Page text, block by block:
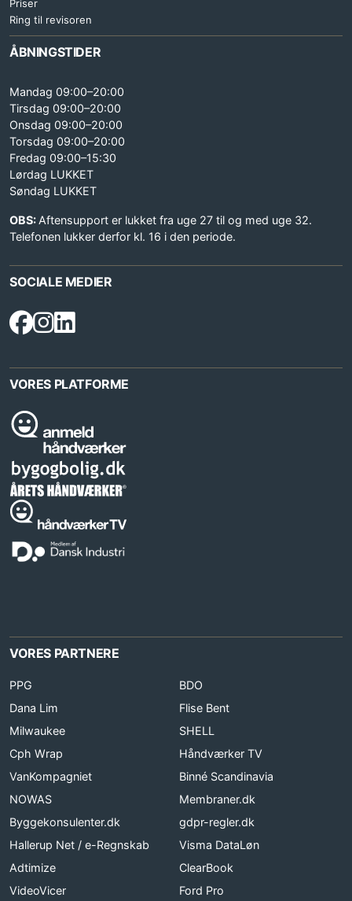
Priser
Ring til revisoren
ÅBNINGSTIDER
Mandag 09:00–20:00
Tirsdag 09:00–20:00
Onsdag 09:00–20:00
Torsdag 09:00–20:00
Fredag 09:00–15:30
Lørdag LUKKET
Søndag LUKKET
OBS: Aftensupport er lukket fra uge 27 til og med uge 32.
Telefonen lukker derfor kl. 16 i den periode.
SOCIALE MEDIER
VORES PLATFORME
VORES PARTNERE
PPG
BDO
Dana Lim
Flise Bent
Milwaukee
SHELL
Cph Wrap
Håndværker TV
VanKompagniet
Binné Scandinavia
NOWAS
Membraner.dk
Byggekonsulenter.dk
gdpr-regler.dk
Hallerup Net / e-Regnskab
Visma DataLøn
Adtimize
ClearBook
VideoVicer
Ford Pro